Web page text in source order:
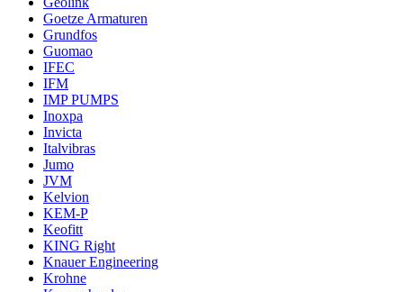
Goetze Armaturen
Grundfos
Guomao
IFEC
IFM
IMP PUMPS
Inoxpa
Invicta
Italvibras
Jumo
JVM
Kelvion
KEM-P
Keofitt
KING Right
Knauer Engineering
Krohne